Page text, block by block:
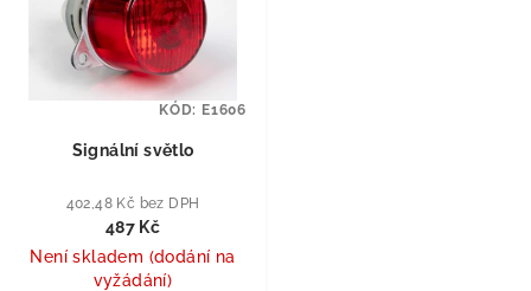
Signální světlo
402,48 Kč bez DPH
487 Kč
Není skladem (dodání na
vyžádání)
KÓD: E1606